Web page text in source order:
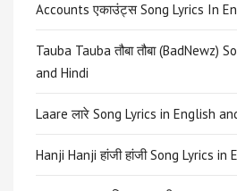
Accounts एकाउंट्स Song Lyrics In
Tauba Tauba तौबा तौबा (BadNewz)
and Hindi
Laare लारे Song Lyrics in English
Hanji Hanji हांजी हांजी Song Lyrics in